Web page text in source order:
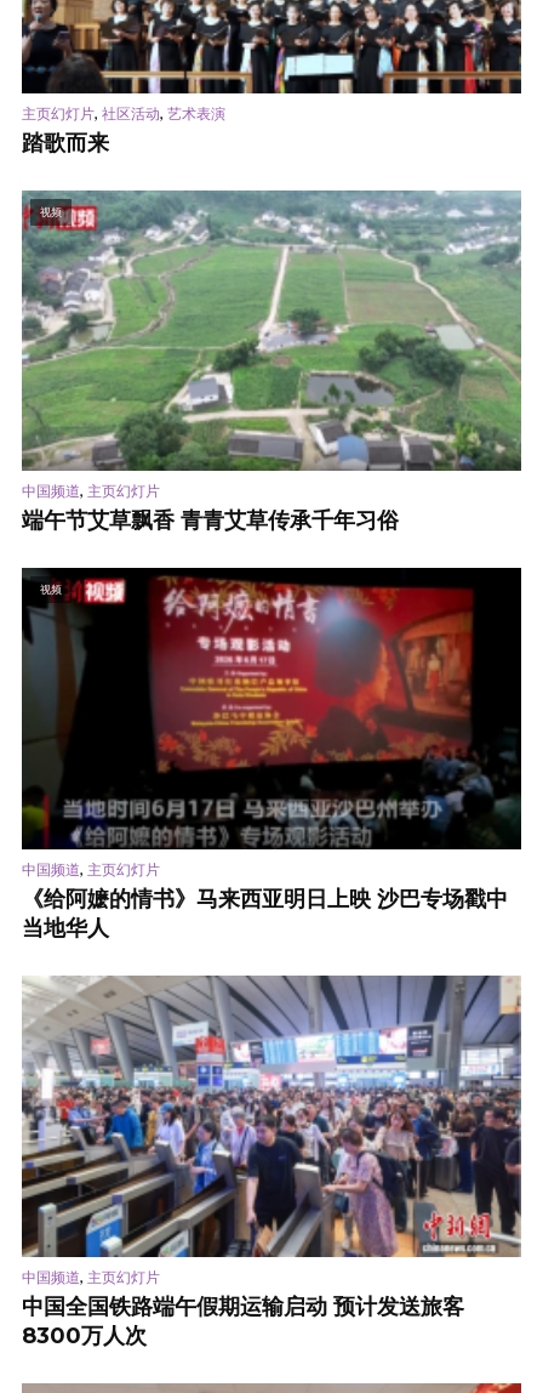
主页幻灯片, 社区活动, 艺术表演
踏歌而来
视频
中国频道, 主页幻灯片
端午节艾草飘香 青青艾草传承千年习俗
视频
中国频道, 主页幻灯片
《给阿嬷的情书》马来西亚明日上映 沙巴专场戳中
当地华人
中国频道, 主页幻灯片
中国全国铁路端午假期运输启动 预计发送旅客
8300万人次